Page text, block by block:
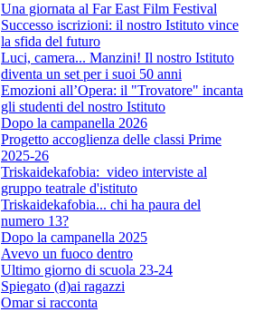
Una giornata al Far East Film Festival
Successo iscrizioni: il nostro Istituto vince
la sfida del futuro
Luci, camera... Manzini! Il nostro Istituto
diventa un set per i suoi 50 anni
Emozioni all’Opera: il "Trovatore" incanta
gli studenti del nostro Istituto
Dopo la campanella 2026
Progetto accoglienza delle classi Prime
2025-26
Triskaidekafobia: video interviste al
gruppo teatrale d'istituto
Triskaidekafobia... chi ha paura del
numero 13?
Dopo la campanella 2025
Avevo un fuoco dentro
Ultimo giorno di scuola 23-24
Spiegato (d)ai ragazzi
Omar si racconta